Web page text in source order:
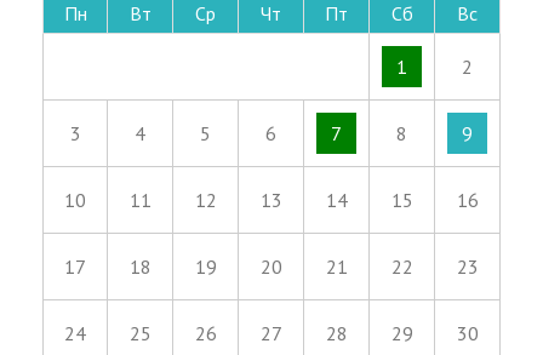
Пн Вт Ср Чт Пт Сб Вс
1 2
3 4 5 6 7 8 9
10 11 12 13 14 15 16
17 18 19 20 21 22 23
24 25 26 27 28 29 30